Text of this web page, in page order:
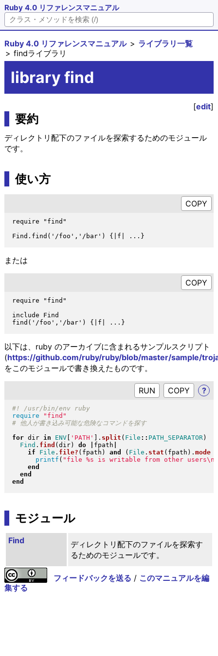
Ruby 4.0 リファレンスマニュアル
Ruby 4.0 リファレンスマニュアル
ライブラリ一覧
findライブラリ
library find
[edit]
要約
ディレクトリ配下のファイルを探索するためのモジュール
です。
使い方
require "find"
または
require "find"
include Find
以下は、ruby のアーカイブに含まれるサンプルスクリプト
(https://github.com/ruby/ruby/blob/master/sample/
をこのモジュールで書き換えたものです。
RUN ?
#! /usr/bin/env ruby
require
" find "
# 他人が書き込み可能な危険なコマンドを探す
for dir in ENV[ 'PATH' . split ( File :: PATH_SEPARATOR)
Find . find ( dir) do fpath
if
File . file? ( fpath ) and ( File . stat ( fpath ) . mode
printf ( " file %s is writable from other users\n
end
end
end
モジュール
Find
ディレクトリ配下のファイルを探索す
るためのモジュールです。
フィードバックを送る / このマニュアルを編
集する